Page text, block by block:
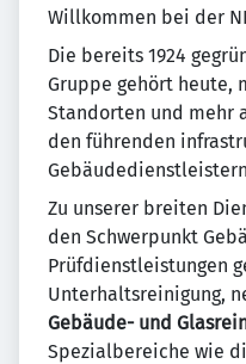
Willkommen bei der
Die bereits 1924
Gruppe gehört heute,
Standorten und mehr
den führenden
Zu unserer breiten
den Schwerpunkt
Prüfdienstleistungen
Unterhaltsreinigung,
Gebäude- und
Spezialbereiche wie